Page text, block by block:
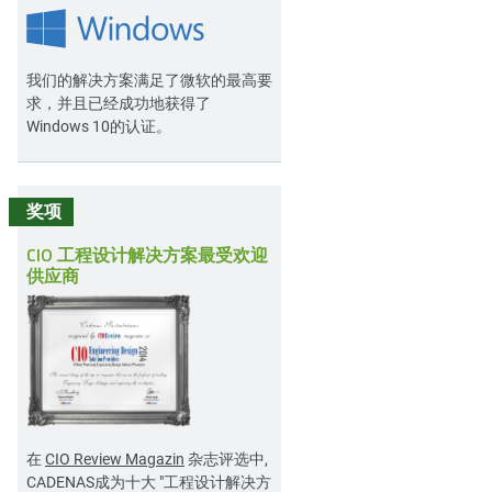
我们的解决方案满足了微软的最高要
求，并且已经成功地获得了
Windows 10的认证。
奖项
CIO 工程设计解决方案最受欢迎
供应商
在CIO Review Magazin 杂志评选中,
CADENAS成为十大 "工程设计解决方